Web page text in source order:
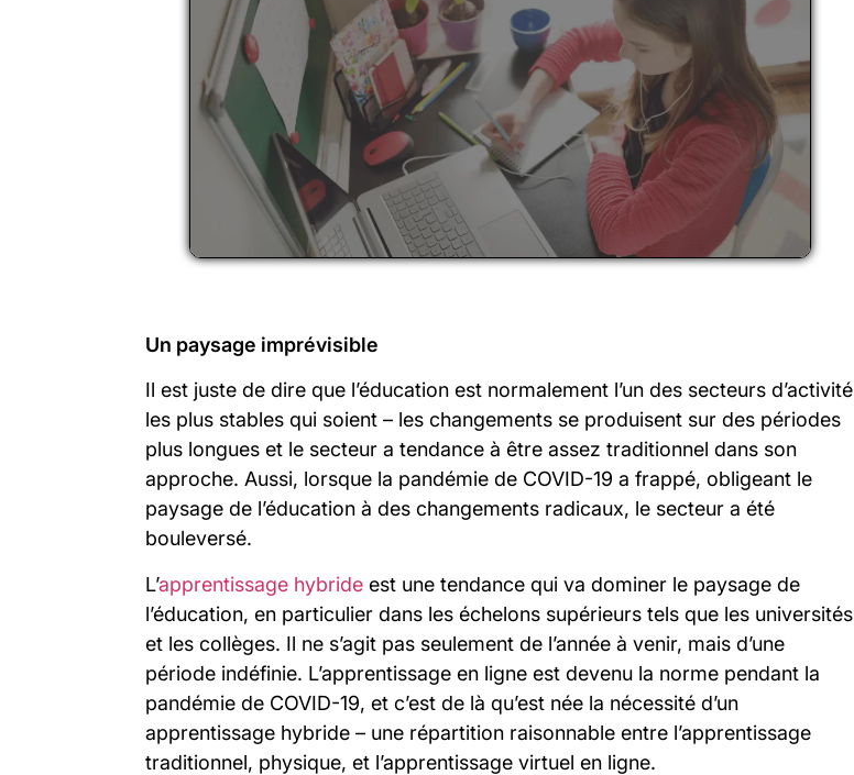
Un paysage imprévisible
Il est juste de dire que l’éducation est normalement l’un des secteurs d’activité
les plus stables qui soient – les changements se produisent sur des périodes
plus longues et le secteur a tendance à être assez traditionnel dans son
approche. Aussi, lorsque la pandémie de COVID-19 a frappé, obligeant le
paysage de l’éducation à des changements radicaux, le secteur a été
bouleversé.
L’apprentissage hybride est une tendance qui va dominer le paysage de
l’éducation, en particulier dans les échelons supérieurs tels que les universités
et les collèges. Il ne s’agit pas seulement de l’année à venir, mais d’une
période indéfinie. L’apprentissage en ligne est devenu la norme pendant la
pandémie de COVID-19, et c’est de là qu’est née la nécessité d’un
apprentissage hybride – une répartition raisonnable entre l’apprentissage
traditionnel, physique, et l’apprentissage virtuel en ligne.